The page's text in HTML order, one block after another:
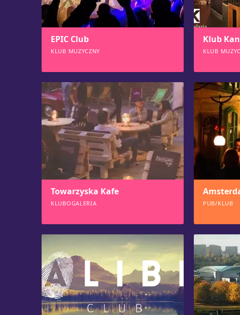
EPIC Club
KLUB MUZYCZNY
Klub
KLUB
Towarzyska Kafe
KLUBOGALERIA PUB/KLUB